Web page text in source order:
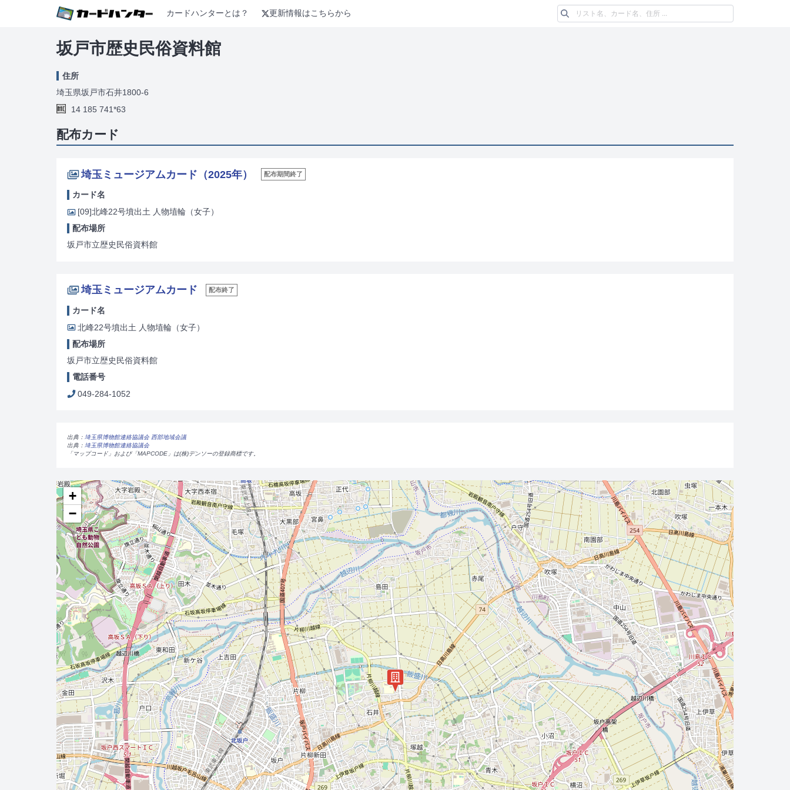
カードハンターとは？ 更新情報はこちらから
坂戸市歴史民俗資料館
住所
埼玉県坂戸市石井1800-6
14 185 741*63
配布カード
埼玉ミュージアムカード（2025年） 配布期間終了
カード名
[09]北峰22号墳出土 人物埴輪（女子）
配布場所
坂戸市立歴史民俗資料館
埼玉ミュージアムカード 配布終了
カード名
北峰22号墳出土 人物埴輪（女子）
配布場所
坂戸市立歴史民俗資料館
電話番号
049-284-1052
出典： 埼玉県博物館連絡協議会 西部地域会議
出典： 埼玉県博物館連絡協議会
「マップコード」および「MAPCODE」は(株)デンソーの登録商標です。
+
−